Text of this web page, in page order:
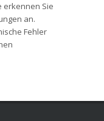
erkennen Sie
an.
Fehler